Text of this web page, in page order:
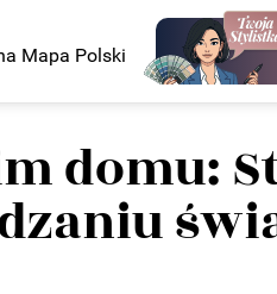
Mapa Polski
domu: